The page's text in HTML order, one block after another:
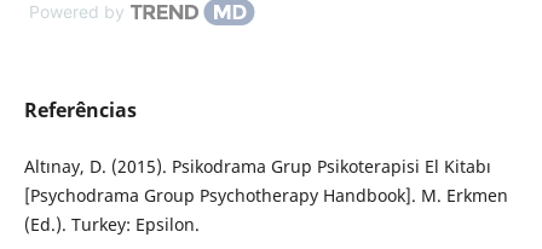
Powered by
Referências
Altınay, D. (2015). Psikodrama Grup Psikoterapisi El Kitabı
[Psychodrama Group Psychotherapy Handbook]. M. Erkmen
(Ed.). Turkey: Epsilon.